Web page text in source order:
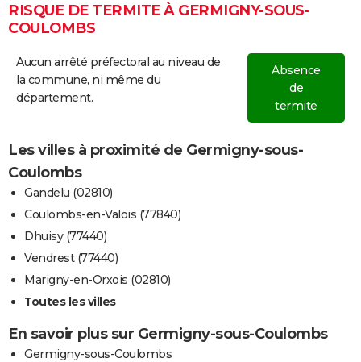
RISQUE DE TERMITE À GERMIGNY-SOUS-
COULOMBS
Aucun arrêté préfectoral au niveau de
la commune, ni même du
département.
Absence
de
termite
Les villes à proximité de Germigny-sous-
Coulombs
Gandelu (02810)
Coulombs-en-Valois (77840)
Dhuisy (77440)
Vendrest (77440)
Marigny-en-Orxois (02810)
Toutes les villes
En savoir plus sur Germigny-sous-Coulombs
Germigny-sous-Coulombs